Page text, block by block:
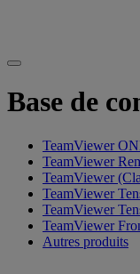
Base de
TeamViewer
TeamViewer
TeamViewer
TeamViewer
TeamViewer
TeamViewer
Autres produits